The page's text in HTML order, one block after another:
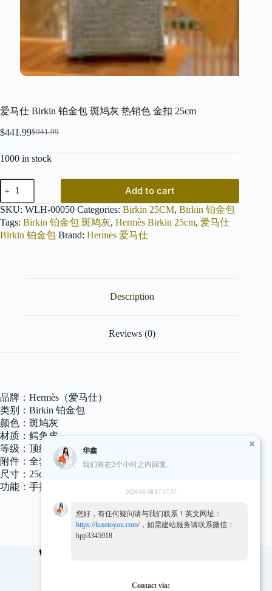
爱马仕 Birkin 铂金包 斑鸠灰 热销色 金扣 25cm
$941.99
Original
was:
$441.99Current
is:
1000 in stock
爱
马
仕
Birkin
铂
金
25cm
Add to cart
SKU: WLH-00050 Categories: Birkin 25CM, Birkin 铂金包
Tags: Birkin 铂金包 斑鸠灰, Hermès Birkin 25cm, 爱马仕
Birkin 铂金包 Brand: Hermes 爱马仕
Description
Reviews (0)
品牌：Hermès（爱马仕）
类别：Birkin 铂金包
颜色：斑鸠灰
材质：鳄鱼皮
等级：顶级
附件：全套包装礼盒
尺寸：25cm
功能：手提单肩包
华鑫
我们将在2个小时之内回复.
2026-08-08 17:17:37
您好，有任何疑问请与我们联系！英文网址：
https://luxetoyou.com/，如需建站服务请联系微信：
hpp3345918
Contact via: